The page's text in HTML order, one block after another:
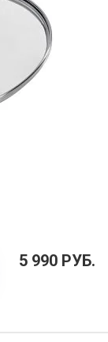
5 990 РУБ.